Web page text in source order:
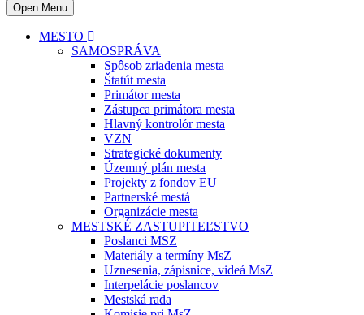
Open Menu
MESTO
SAMOSPRÁVA
Spôsob zriadenia mesta
Štatút mesta
Primátor mesta
Zástupca primátora mesta
Hlavný kontrolór mesta
VZN
Strategické dokumenty
Územný plán mesta
Projekty z fondov EU
Partnerské mestá
Organizácie mesta
MESTSKÉ ZASTUPITEĽSTVO
Poslanci MSZ
Materiály a termíny MsZ
Uznesenia, zápisnice, videá MsZ
Interpelácie poslancov
Mestská rada